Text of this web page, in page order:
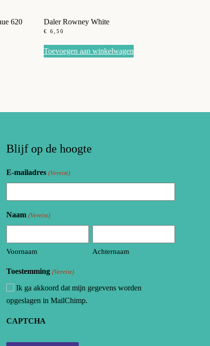
620 Daler Rowney White
€ 6,50
Toevoegen aan winkelwagen
Blijf op de hoogte
E-mailadres (Vereist)
Naam (Vereist)
Voornaam Achternaam
Toestemming (Vereist)
Ik ga akkoord dat mijn gegevens worden
opgeslagen in MailChimp.
CAPTCHA